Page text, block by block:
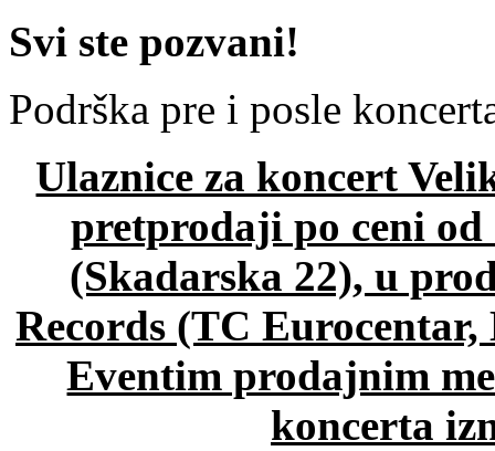
Svi ste pozvani!
Podrška pre i posle
Ulaznice za koncert
pretprodaji po ceni
(Skadarska 22), u
Records (TC
Eventim prodajnim
koncerta